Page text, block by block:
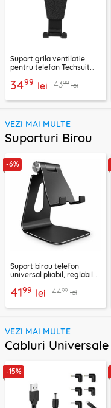
Suport grila ventilatie
pentru telefon Techsuit
3499 lei 4399 lei
VEZI MAI MULTE
Suporturi Birou
-6%
Suport birou telefon
universal pliabil, reglabil
negru
4199 lei 4499 lei
VEZI MAI MULTE
Cabluri Universale
-15%